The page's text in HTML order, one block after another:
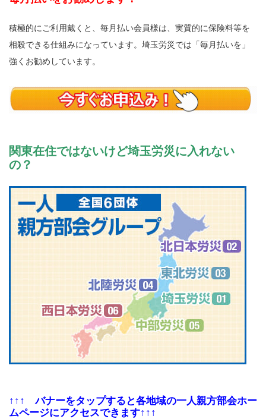
積極的にご利用戴くと、毎月払い会員様は、実質的に保険料等を
相殺できる仕組みになっています。埼玉労災では「毎月払いを」
強くお勧めしています。
関東在住ではないけど埼玉労災に入れない
の？
↑↑↑ バナーをタップすると各地域の一人親方部会ホー
ムページにアクセスできます↑↑↑